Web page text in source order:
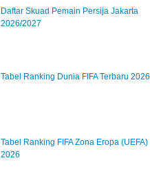
Daftar Skuad Pemain Persija Jakarta
2026/2027
Tabel Ranking Dunia FIFA Terbaru 2026
Tabel Ranking FIFA Zona Eropa (UEFA)
2026